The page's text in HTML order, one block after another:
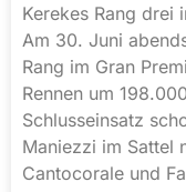
Kerekes Rang drei
Am 30. Juni
Rang im Gran
Rennen um
Schlusseinsatz
Maniezzi im Sattel
Cantocorale und